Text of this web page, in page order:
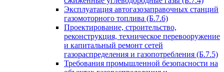
Эксплуатация автогазозаправочных станций
газомоторного топлива (Б.7.6)
Проектирование, строительство,
реконструкция, техническое перевооружение
и капитальный ремонт сетей
газораспределения и газопотребления (Б.7.5)
Требования промышленной безопасности на